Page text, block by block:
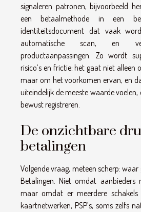
signaleren patronen, bijvoorbeeld
een betaalmethode in een
identiteitsdocument dat vaak
automatische scan, en
productaanpassingen. Zo wordt
risico’s en frictie; het gaat niet alleen
maar om het voorkomen ervan, en
uiteindelijk de meeste waarde
bewust registreren.
De onzichtbare
betalingen
Volgende vraag, meteen scherp:
Betalingen. Niet omdat aanbieders
maar omdat er meerdere schakels
kaartnetwerken, PSP’s, soms zelfs